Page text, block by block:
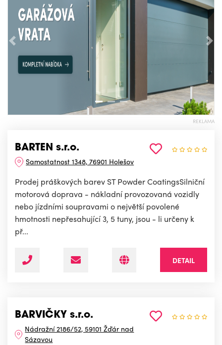
Předchozí
REKLAMA
BARTEN s.r.o.
Samostatnost 1348, 76901 Holešov
Prodej práškových barev ST Powder CoatingsSilniční
motorová doprava - nákladní provozovaná vozidly
nebo jízdními soupravami o největší povolené
hmotnosti nepřesahující 3, 5 tuny, jsou - li určeny k
př...
DETAIL
BARVIČKY s.r.o.
Nádražní 2186/52, 59101 Žďár nad
Sázavou